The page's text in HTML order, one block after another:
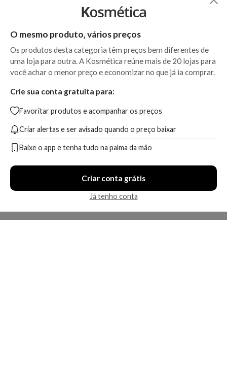
O mesmo produto, vários preços
Os produtos desta categoria têm preços bem diferentes de
uma loja para outra. A Kosmética reúne mais de 20 lojas para
você achar o menor preço e economizar no que já ia comprar.
Crie sua conta gratuita para:
Favoritar produtos e acompanhar os preços
Criar alertas e ser avisado quando o preço baixar
Baixe o app e tenha tudo na palma da mão
Criar conta grátis
Já tenho conta